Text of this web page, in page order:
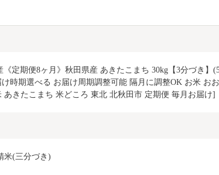
《定期便8ヶ月》秋田県産 あきたこまち 30kg【3分づき】
時期選べる お届け周期調整可能 隔月に調整OK お米 お
あきたこまち 米どころ 東北 北秋田市 定期便 毎月お届け]
米(三分づき)